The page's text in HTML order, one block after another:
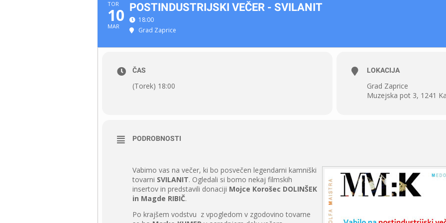
TOR
10
MAR
POSTINDUSTRIJSKI VEČER - SVILANIT
18:00
Grad Zaprice
ČAS
(Torek) 18:00
LOKACIJA
Grad Zaprice
Muzejska pot 3, 1241
PODROBNOSTI
Vabimo vas na večer, ki bo posvečen legendarni kamniški
tovarni SVILANIT. Ogledali si bomo nekaj filmskih
insertov in predstavili donaciji Mojce Korošec DOLINŠEK
in Magde RIBIČ.
Po krajšem vodstvu z vpogledom v zgodovino tovarne